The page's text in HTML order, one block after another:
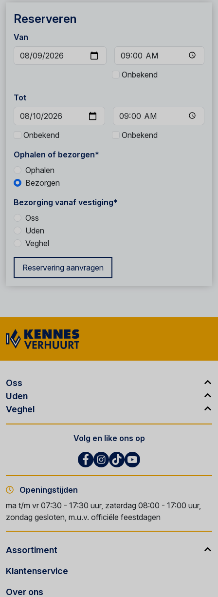
Reserveren
Van
Onbekend
Tot
Onbekend
Onbekend
Ophalen of bezorgen*
Ophalen
Bezorgen
Bezorging vanaf vestiging*
Oss
Uden
Veghel
Reservering aanvragen
Oss
Uden
Veghel
Volg en like ons op
Openingstijden
ma t/m vr 07:30 - 17:30 uur, zaterdag 08:00 - 17:00 uur,
zondag gesloten, m.u.v. officiële feestdagen
Assortiment
Klantenservice
Over ons